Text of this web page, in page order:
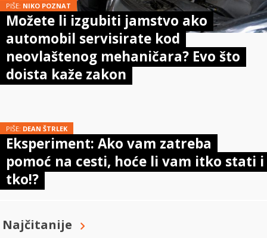
PIŠE: NIKO POZNAT
Možete li izgubiti jamstvo ako
automobil servisirate kod
neovlaštenog mehaničara? Evo što
doista kaže zakon
PIŠE: DEAN ŠTRLEK
Eksperiment: Ako vam zatreba
pomoć na cesti, hoće li vam itko stati i
tko!?
Najčitanije